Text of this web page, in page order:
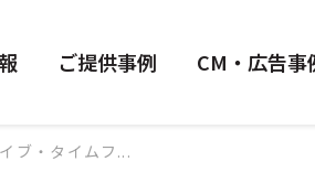
ご提供事例 CM・広告事
ブ・タイムフ...